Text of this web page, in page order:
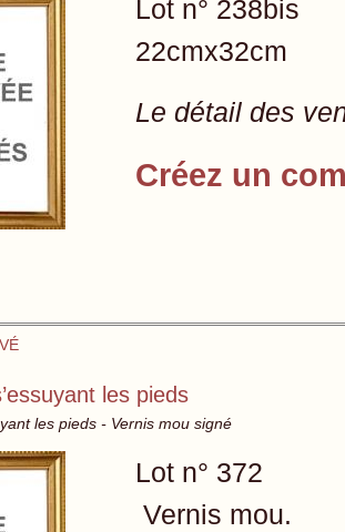
Lot n° 238bis
22cmx32cm
Le détail des
Créez un
les pieds
les pieds - Vernis mou signé
Lot n° 372
Vernis mou.